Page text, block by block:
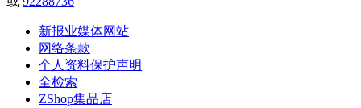
新报业媒体网站
网络条款
个人资料保护声明
全检索
ZShop集品店